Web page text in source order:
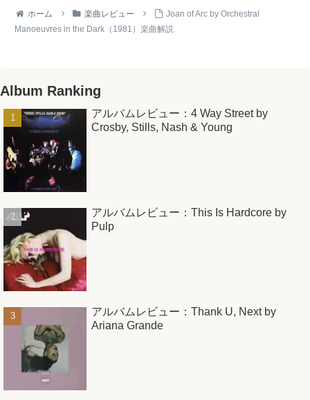
ホーム 楽曲レビュー
Joan of Arc by Orchestral
Manoeuvres in the Dark（1981）楽曲解説
Album Ranking
アルバムレビュー：4 Way Street by
Crosby, Stills, Nash & Young
アルバムレビュー：This Is Hardcore by
Pulp
アルバムレビュー：Thank U, Next by
Ariana Grande